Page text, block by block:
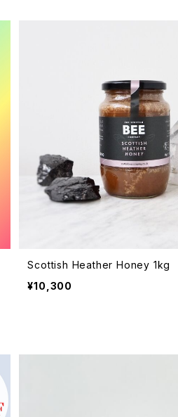
Scottish Heather Honey 1kg
¥10,300